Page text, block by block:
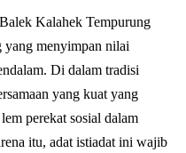
Kalahek Tempurung
yang menyimpan nilai
Di dalam tradisi
yang kuat yang
perekat sosial dalam
itu, adat istiadat ini wajib